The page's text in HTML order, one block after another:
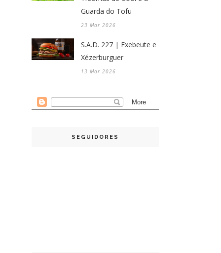
Guarda do Tofu
23 Mar 2026
S.A.D. 227 | Exebeute e
Xézerburguer
13 Mar 2026
SEGUIDORES